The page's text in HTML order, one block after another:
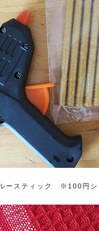
ースティック ※100円シ